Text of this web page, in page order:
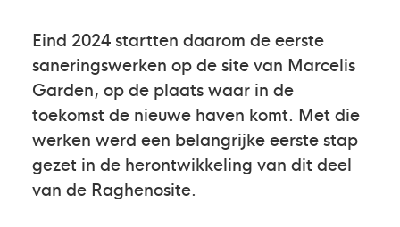
Eind 2024 startten daarom de eerste
saneringswerken op de site van Marcelis
Garden, op de plaats waar in de
toekomst de nieuwe haven komt. Met die
werken werd een belangrijke eerste stap
gezet in de herontwikkeling van dit deel
van de Raghenosite.